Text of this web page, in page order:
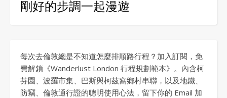
剛好的步調一起漫遊
每次去倫敦總是不知道怎麼排順路行程？加入訂閱，免
費解鎖《Wanderlust London 行程規劃範本》。內含柯
芬園、波羅市集、巴斯與柯茲窩鄉村串聯，以及地鐵、
防竊、倫敦通行證的聰明使用心法，留下你的 Email 加